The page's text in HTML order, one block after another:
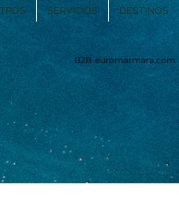
SERVICIOS DESTINOS
B2B-euromarmara.com